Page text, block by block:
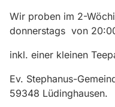
Wir proben im 2-
donnerstags von
inkl. einer kleinen
Ev. Stephanus-
59348 Lüdinghausen.